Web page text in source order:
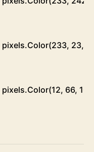
pixels.Color(233, 23,
pixels.Color(12, 66, 101